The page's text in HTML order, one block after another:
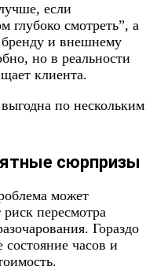
если
глубоко смотреть”, а
и внешнему
но в реальности
клиента.
по нескольким
сюрпризы
может
пересмотра
Гораздо
состояние часов и